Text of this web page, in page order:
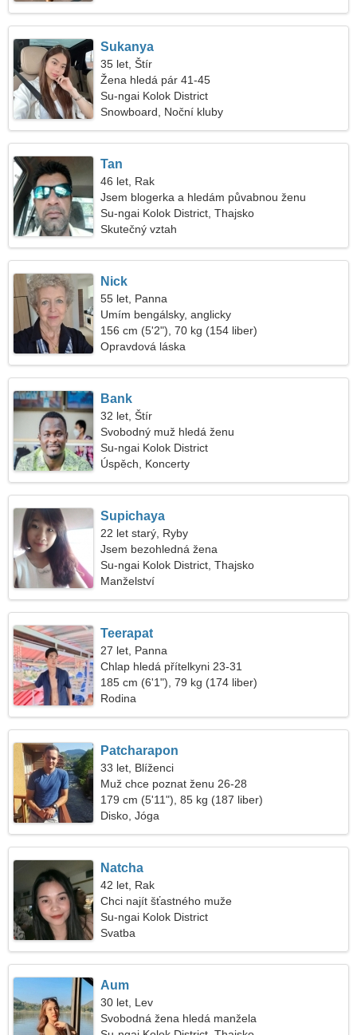
Sukanya
35 let, Štír
Žena hledá pár 41-45
Su-ngai Kolok District
Snowboard, Noční kluby
Tan
46 let, Rak
Jsem blogerka a hledám půvabnou ženu
Su-ngai Kolok District, Thajsko
Skutečný vztah
Nick
55 let, Panna
Umím bengálsky, anglicky
156 cm (5'2"), 70 kg (154 liber)
Opravdová láska
Bank
32 let, Štír
Svobodný muž hledá ženu
Su-ngai Kolok District
Úspěch, Koncerty
Supichaya
22 let starý, Ryby
Jsem bezohledná žena
Su-ngai Kolok District, Thajsko
Manželství
Teerapat
27 let, Panna
Chlap hledá přítelkyni 23-31
185 cm (6'1"), 79 kg (174 liber)
Rodina
Patcharapon
33 let, Blíženci
Muž chce poznat ženu 26-28
179 cm (5'11"), 85 kg (187 liber)
Disko, Jóga
Natcha
42 let, Rak
Chci najít šťastného muže
Su-ngai Kolok District
Svatba
Aum
30 let, Lev
Svobodná žena hledá manžela